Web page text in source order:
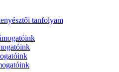
tanfolyam